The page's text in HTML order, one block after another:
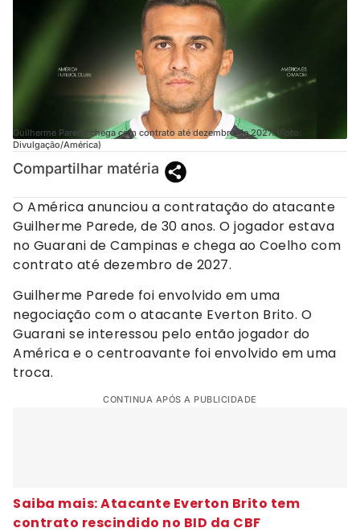
Guilherme Parede chega com contrato até dezembro de 2027. (Foto:
Divulgação/América)
Compartilhar matéria
O América anunciou a contratação do atacante
Guilherme Parede, de 30 anos. O jogador estava
no Guarani de Campinas e chega ao Coelho com
contrato até dezembro de 2027.
Guilherme Parede foi envolvido em uma
negociação com o atacante Everton Brito. O
Guarani se interessou pelo então jogador do
América e o centroavante foi envolvido em uma
troca.
CONTINUA APÓS A PUBLICIDADE
Saiba mais: Atacante Everton Brito tem
contrato rescindido no BID da CBF